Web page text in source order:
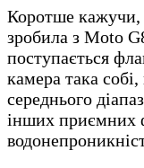
Коротше кажучи,
зробила з Moto
поступається
камера така
середнього
інших приємних